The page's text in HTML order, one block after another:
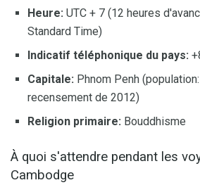
Heure: UTC + 7 (12 heures
Standard Time)
Indicatif téléphonique du pays:
Capitale: Phnom Penh
recensement de 2012)
Religion primaire: Bouddhisme
À quoi s'attendre pendant les
Cambodge